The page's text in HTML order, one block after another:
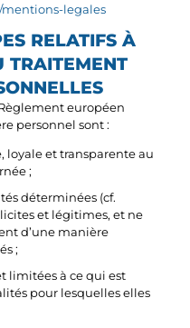
legales
RELATIFS À
TRAITEMENT
européen
personnel sont :
loyale et transparente au
;
déterminées (cf.
et légitimes, et ne
d’une manière
;
limitées à ce qui est
pour lesquelles elles